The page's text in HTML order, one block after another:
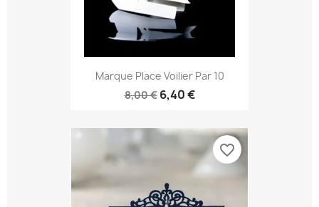
Marque Place Voilier Par 10
8,00 € 6,40 €
favorite_border